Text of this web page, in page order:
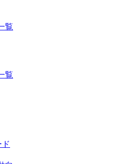
覧
覧